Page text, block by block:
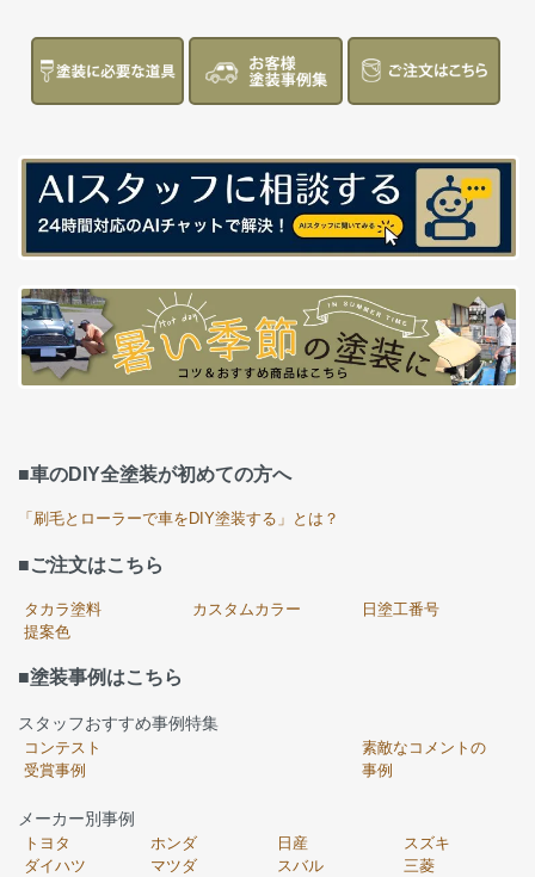
■車のDIY全塗装が初めての方へ
「刷毛とローラーで車をDIY塗装する」とは？
■ご注文はこちら
タカラ塗料
提案色
カスタムカラー 日塗工番号
■塗装事例はこちら
スタッフおすすめ事例特集
コンテスト
受賞事例
素敵なコメントの
事例
メーカー別事例
トヨタ ホンダ 日産
スズキ
ダイハツ
マツダ スバル 三菱